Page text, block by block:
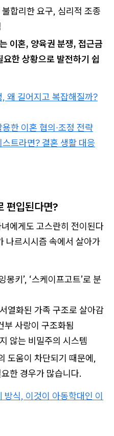
합리한 요구, 심리적 조종
이혼, 양육권 분쟁, 접근금
한 상황으로 발전하기 쉽
왜 길어지고 복잡해질까?
한 이혼 협의∙조정 전략
트라면? 결혼 생활 대응
편입된다면?
에게도 고스란히 전이된다
나르시시즘 속에서 살아가
몽키’, ‘스케이프고트’로 분
열화된 가족 구조로 살아감
부 사랑이 구조화됨
않는 비밀주의 시스템
도움이 차단되기 때문에,
한 경우가 많습니다.
방식, 이것이 아동학대인 이